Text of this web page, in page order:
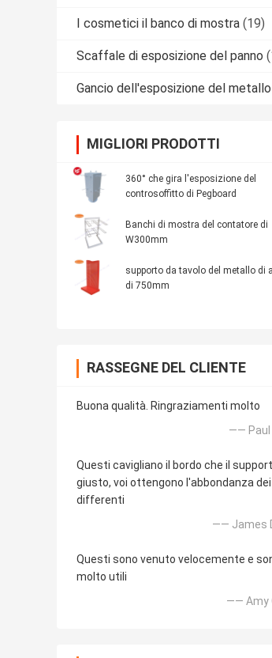
I cosmetici il banco di mostra (19)
Scaffale di esposizione del panno
Gancio dell'esposizione del metallo
MIGLIORI PRODOTTI
360° che gira l'esposizione del
controsoffitto di Pegboard
Banchi di mostra del contatore di
W300mm
supporto da tavolo del metallo di
di 750mm
RASSEGNE DEL CLIENTE
Buona qualità. Ringraziamenti molto
——
Questi cavigliano il bordo che il
giusto, voi ottengono l'abbondanza
differenti
—— James
Questi sono venuto velocemente e
molto utili
—— Amy